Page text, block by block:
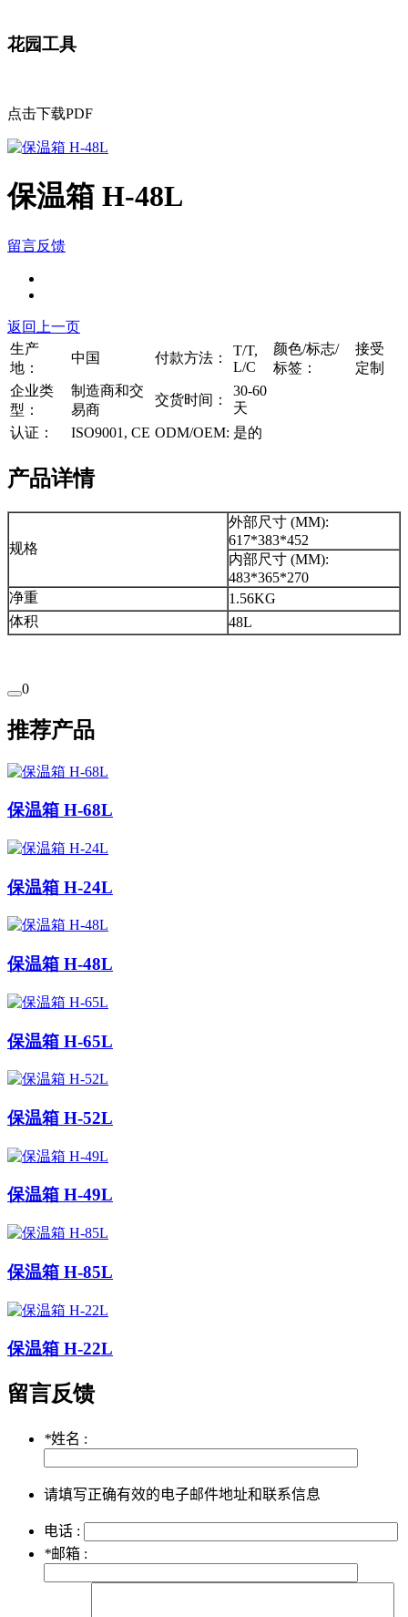
花园工具
点击下载PDF
保温箱 H-48L
留言反馈
返回上一页
生产
地：
中国 付款方法：
T/T,
L/C
颜色/标志/
标签：
接受
定制
企业类
型：
制造商和交
易商
交货时间：
30-60
天
认证：
ISO9001, CE ODM/OEM: 是的
产品详情
规格
外部尺寸 (MM):
617*383*452
内部尺寸 (MM):
483*365*270
净重
1.56KG
体积
48L
0
推荐产品
保温箱 H-68L
保温箱 H-24L
保温箱 H-48L
保温箱 H-65L
保温箱 H-52L
保温箱 H-49L
保温箱 H-85L
保温箱 H-22L
留言反馈
*姓名 :
请填写正确有效的电子邮件地址和联系信息
电话 :
*邮箱 :